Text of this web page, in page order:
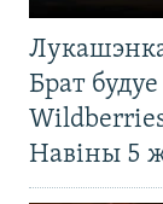
Брат
Навіны 5